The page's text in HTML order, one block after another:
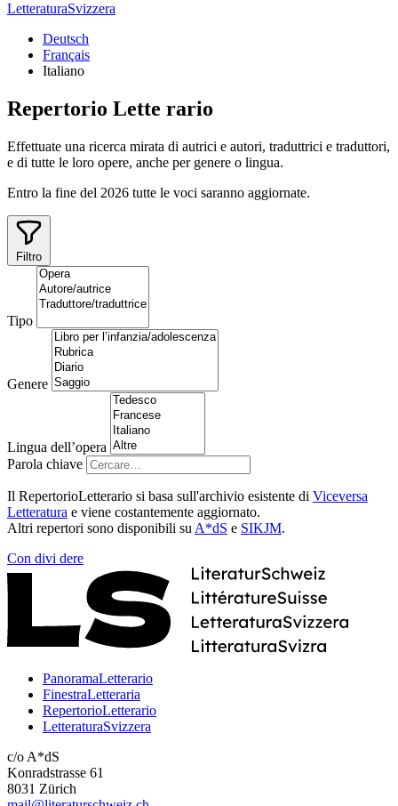
LetteraturaSvizzera
Deutsch
Français
Italiano
Repertorio Lette rario
Effettuate una ricerca mirata di autrici e autori, traduttrici e traduttori,
e di tutte le loro opere, anche per genere o lingua.
Entro la fine del 2026 tutte le voci saranno aggiornate.
Filtro
Tipo
Genere
Lingua dell’opera
Parola chiave
Il RepertorioLetterario si basa sull'archivio esistente di Viceversa
Letteratura e viene costantemente aggiornato.
Altri repertori sono disponibili su A*dS e SIKJM.
Con divi dere
PanoramaLetterario
FinestraLetteraria
RepertorioLetterario
LetteraturaSvizzera
c/o A*dS
Konradstrasse 61
8031 Zürich